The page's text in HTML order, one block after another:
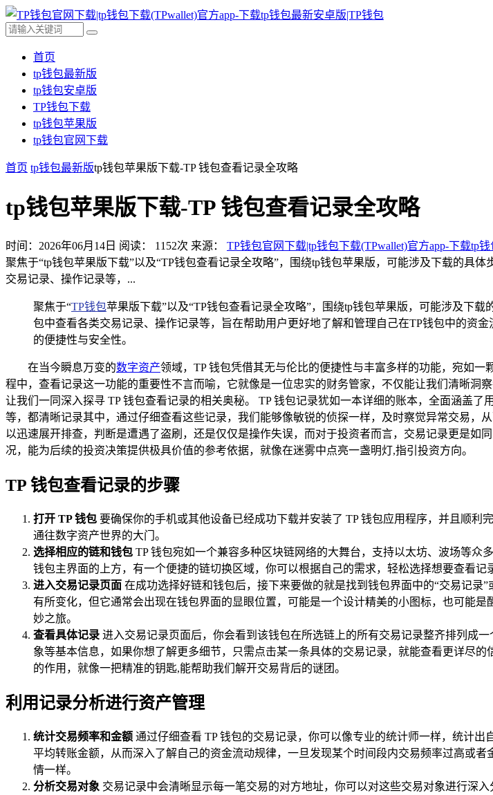
首页
tp钱包最新版
tp钱包安卓版
TP钱包下载
tp钱包苹果版
tp钱包官网下载
首页 tp钱包最新版tp钱包苹果版下载-TP 钱包查看记录全攻略
tp钱包苹果版下载-TP 钱包查看记录全攻略
时间：2026年06月14日 阅读： 1152次 来源： TP钱包官网下载|tp钱包下载(TPwallet)官方app-下载tp
聚焦于“tp钱包苹果版下载”以及“TP钱包查看记录全攻略”，围绕tp钱包苹果版，可能涉及下载的具
交易记录、操作记录等，...
聚焦于“TP钱包苹果版下载”以及“TP钱包查看记录全攻略”，围绕tp钱包苹果版，可能涉及下
包中查看各类交易记录、操作记录等，旨在帮助用户更好地了解和管理自己在TP钱包中的资
的便捷性与安全性。
在当今瞬息万变的数字资产领域，TP 钱包凭借其无与伦比的便捷性与丰富多样的功能，宛如
程中，查看记录这一功能的重要性不言而喻，它就像是一位忠实的财务管家，不仅能让我们清晰
让我们一同深入探寻 TP 钱包查看记录的相关奥秘。 TP 钱包记录犹如一本详细的账本，全面涵盖
等，都清晰记录其中，通过仔细查看这些记录，我们能够像敏锐的侦探一样，及时察觉异常交易
以迅速展开排查，判断是遭遇了盗刷，还是仅仅是操作失误，而对于投资者而言，交易记录更是
况，能为后续的投资决策提供极具价值的参考依据，就像在迷雾中点亮一盏明灯,指引投资方向。
TP 钱包查看记录的步骤
打开 TP 钱包 要确保你的手机或其他设备已经成功下载并安装了 TP 钱包应用程序，并且顺
通往数字资产世界的大门。
选择相应的链和钱包 TP 钱包宛如一个兼容多种区块链网络的大舞台，支持以太坊、波场等
钱包主界面的上方，有一个便捷的链切换区域，你可以根据自己的需求，轻松选择想要查看记
进入交易记录页面 在成功选择好链和钱包后，接下来要做的就是找到钱包界面中的“交易记录
有所变化，但它通常会出现在钱包界面的显眼位置，可能是一个设计精美的小图标，也可能
妙之旅。
查看具体记录 进入交易记录页面后，你会看到该钱包在所选链上的所有交易记录整齐排列成
象等基本信息，如果你想了解更多细节，只需点击某一条具体的交易记录，就能查看更详尽
的作用，就像一把精准的钥匙,能帮助我们解开交易背后的谜团。
利用记录分析进行资产管理
统计交易频率和金额 通过仔细查看 TP 钱包的交易记录，你可以像专业的统计师一样，统计
平均转账金额，从而深入了解自己的资金流动规律，一旦发现某个时间段内交易频率过高或
情一样。
分析交易对象 交易记录中会清晰显示每一笔交易的对方地址，你可以对这些交易对象进行深